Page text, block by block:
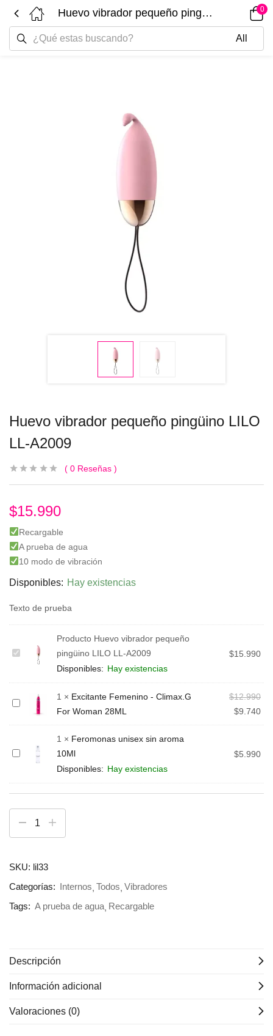
Huevo vibrador pequeño pingüino LILO LL-A2009 0
Huevo vibrador pequeño pingüino LILO
LL-A2009
0 Reseñas
$15.990
Recargable
A prueba de agua
10 modo de vibración
Disponibles: Hay existencias
Texto de prueba
Huevo
pequeño
pingüino
LL-
Producto Huevo vibrador pequeño
pingüino LILO LL-A2009
Disponibles: Hay existencias
$15.990
Excitante
Climax.G
28ML
1 × Excitante Femenino - Climax.G
For Woman 28ML
$12.990
$9.740
Feromonas
sin
1 × Feromonas unisex sin aroma
10Ml
Disponibles: Hay existencias
$5.990
SKU: lil33
Categorías: Internos Todos Vibradores
Tags: A prueba de agua Recargable
Descripción
Información adicional
Valoraciones (0)